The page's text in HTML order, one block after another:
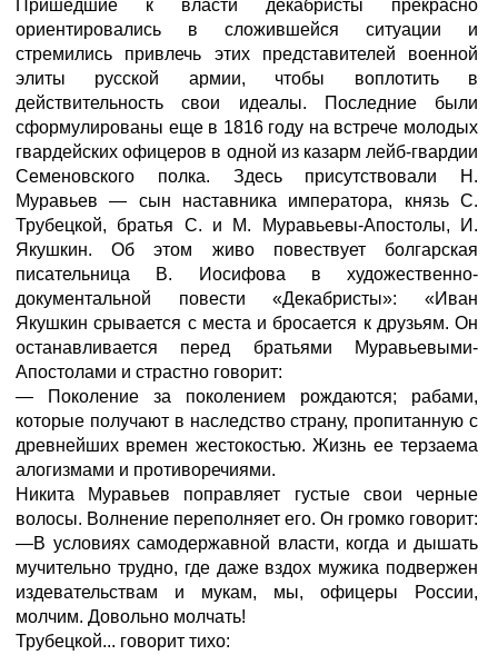
Пришедшие к власти декабристы прекрасно
ориентировались в сложившейся ситуации и
стремились привлечь этих представителей военной
элиты русской армии, чтобы воплотить в
действительность свои идеалы. Последние были
сформулированы еще в 1816 году на встрече молодых
гвардейских офицеров в одной из казарм лейб-гвардии
Семеновского полка. Здесь присутствовали Н.
Муравьев — сын наставника императора, князь С.
Трубецкой, братья С. и М. Муравьевы-Апостолы, И.
Якушкин. Об этом живо повествует болгарская
писательница В. Иосифова в художественно-
документальной повести «Декабристы»: «Иван
Якушкин срывается с места и бросается к друзьям. Он
останавливается перед братьями Муравьевыми-
Апостолами и страстно говорит:
— Поколение за поколением рождаются; рабами,
которые получают в наследство страну, пропитанную с
древнейших времен жестокостью. Жизнь ее терзаема
алогизмами и противоречиями.
Никита Муравьев поправляет густые свои черные
волосы. Волнение переполняет его. Он громко говорит:
—В условиях самодержавной власти, когда и дышать
мучительно трудно, где даже вздох мужика подвержен
издевательствам и мукам, мы, офицеры России,
молчим. Довольно молчать!
Трубецкой... говорит тихо: